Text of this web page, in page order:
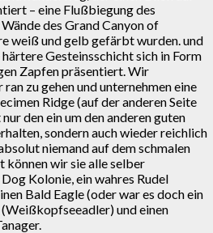
– eine Flußbiegung des
des Grand Canyon of
weiß und gelb gefärbt wurden. und
Gesteinsschicht sich in Form
Zapfen präsentiert. Wir
zu gehen und unternehmen eine
Ridge (auf der anderen Seite
den ein um den anderen guten
sondern auch wieder reichlich
niemand auf dem schmalen
wir sie alle selber
Kolonie, ein wahres Rudel
Bald Eagle (oder war es doch ein
und einen